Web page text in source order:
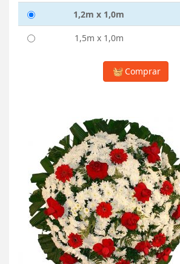
1,2m x 1,0m
1,5m x 1,0m
Comprar